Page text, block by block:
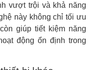
vượt trội và khả năng
này không chỉ tối ưu
giúp tiết kiệm năng
động ổn định trong